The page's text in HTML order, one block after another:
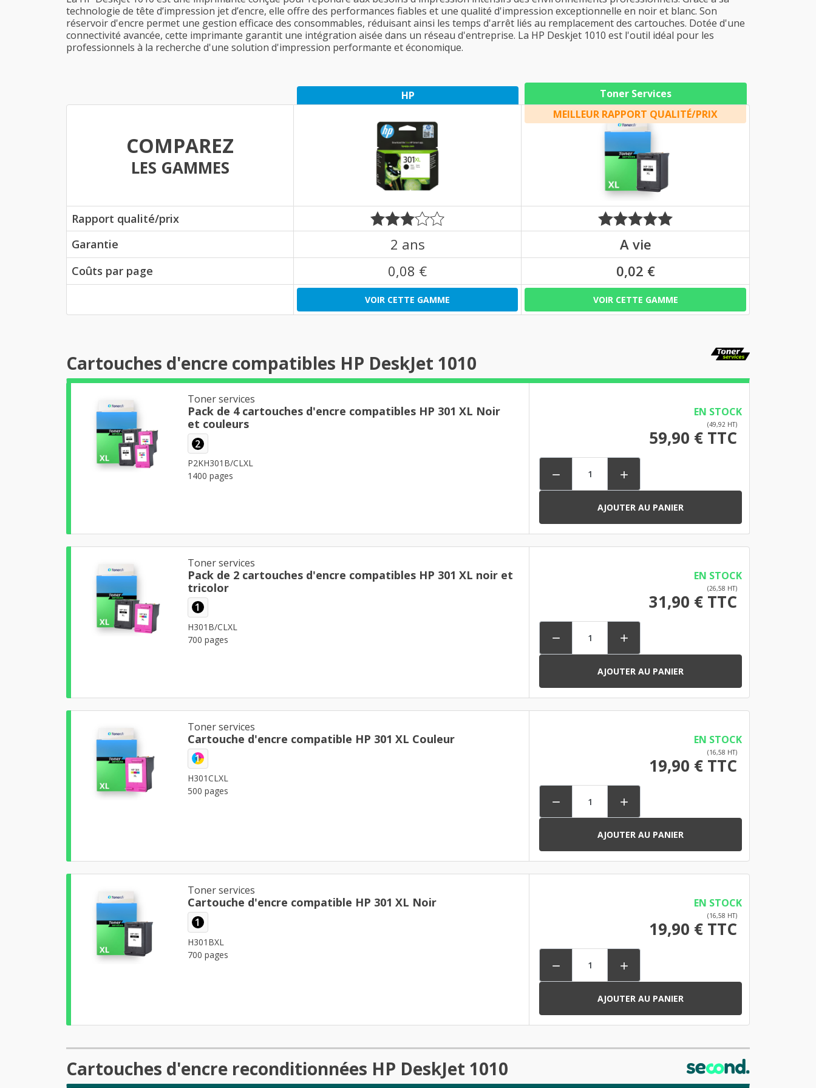
technologie de tête d’impression jet d’encre, elle offre des performances fiables et une qualité d'impression exceptionnelle en noir et blanc. Son
réservoir d'encre permet une gestion efficace des consommables, réduisant ainsi les temps d'arrêt liés au remplacement des cartouches. Dotée d'une
connectivité avancée, cette imprimante garantit une intégration aisée dans un réseau d'entreprise. La HP Deskjet 1010 est l'outil idéal pour les
professionnels à la recherche d'une solution d'impression performante et économique.
HP Toner Services
COMPAREZ
LES GAMMES
MEILLEUR RAPPORT QUALITÉ/PRIX
Rapport qualité/prix
Garantie
2 ans A vie
Coûts par page 0,08 € 0,02 €
VOIR CETTE GAMME VOIR CETTE GAMME
Cartouches d'encre compatibles HP DeskJet 1010
Toner services
Pack de 4 cartouches d'encre compatibles HP 301 XL Noir
et couleurs
2
P2KH301B/CLXL
1400 pages
EN STOCK
(49,92 HT)
59,90 € TTC
 
AJOUTER AU PANIER
Toner services
Pack de 2 cartouches d'encre compatibles HP 301 XL noir et
tricolor
1
H301B/CLXL
700 pages
EN STOCK
(26,58 HT)
31,90 € TTC
 
AJOUTER AU PANIER
Toner services
Cartouche d'encre compatible HP 301 XL Couleur
1
H301CLXL
500 pages
EN STOCK
(16,58 HT)
19,90 € TTC
 
AJOUTER AU PANIER
Toner services
Cartouche d'encre compatible HP 301 XL Noir
1
H301BXL
700 pages
EN STOCK
(16,58 HT)
19,90 € TTC
 
AJOUTER AU PANIER
Cartouches d'encre reconditionnées HP DeskJet 1010